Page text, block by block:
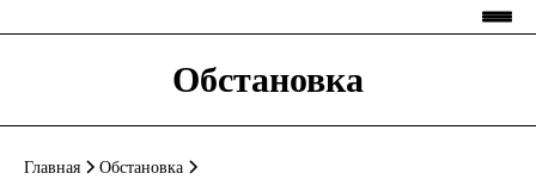
Обстановка
Главная Обстановка